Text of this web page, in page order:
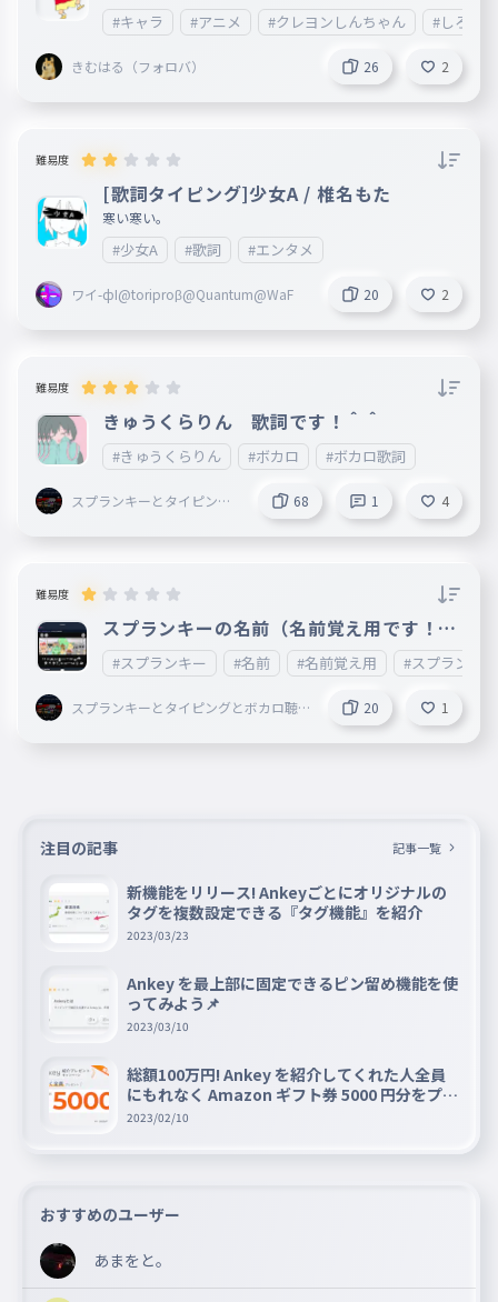
#キャラ #アニメ #クレヨンしんちゃん #しろ
きむはる（フォロバ） 26 2
難易度
[歌詞タイピング]少女A / 椎名もた
寒い寒い。
#少女A #歌詞 #エンタメ
ワイ-фI@toriproβ@Quantum@WaF 20 2
難易度
きゅうくらりん 歌詞です！＾＾
#きゅうくらりん #ボカロ #ボカロ歌詞
スプランキーとタイピング
68 1 4
難易度
スプランキーの名前（名前覚え用です！！
）#スプランキー #名前 #名前覚え用 #スプランキ
スプランキーとタイピングとボカロ聴
20 1
注目の記事 記事一覧
新機能をリリース! Ankeyごとにオリジナルの
タグを複数設定できる『タグ機能』を紹介
2023/03/23
Ankey を最上部に固定できるピン留め機能を使
ってみよう📌
2023/03/10
総額100万円! Ankey を紹介してくれた人全員
にもれなく Amazon ギフト券 5000 円分をプレ
ゼントキャンペーン!!
2023/02/10
おすすめのユーザー
あまをと。